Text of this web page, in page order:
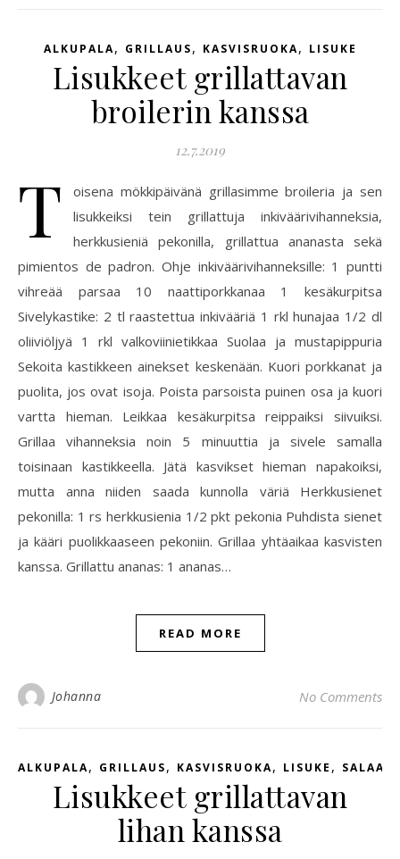
ALKUPALA, GRILLAUS, KASVISRUOKA, LISUKE
Lisukkeet grillattavan
broilerin kanssa
12.7.2019
T
oisena mökkipäivänä grillasimme broileria ja sen
lisukkeiksi tein grillattuja inkiväärivihanneksia,
herkkusieniä pekonilla, grillattua ananasta sekä
pimientos de padron. Ohje inkiväärivihanneksille: 1 puntti
vihreää parsaa 10 naattiporkkanaa 1 kesäkurpitsa
Sivelykastike: 2 tl raastettua inkivääriä 1 rkl hunajaa 1/2 dl
oliiviöljyä 1 rkl valkoviinietikkaa Suolaa ja mustapippuria
Sekoita kastikkeen ainekset keskenään. Kuori porkkanat ja
puolita, jos ovat isoja. Poista parsoista puinen osa ja kuori
vartta hieman. Leikkaa kesäkurpitsa reippaiksi siivuiksi.
Grillaa vihanneksia noin 5 minuuttia ja sivele samalla
toisinaan kastikkeella. Jätä kasvikset hieman napakoiksi,
mutta anna niiden saada kunnolla väriä Herkkusienet
pekonilla: 1 rs herkkusienia 1/2 pkt pekonia Puhdista sienet
ja kääri puolikkaaseen pekoniin. Grillaa yhtäaikaa kasvisten
kanssa. Grillattu ananas: 1 ananas…
READ MORE
Johanna No Comments
ALKUPALA, GRILLAUS, KASVISRUOKA, LISUKE ,
Lisukkeet grillattavan
lihan kanssa